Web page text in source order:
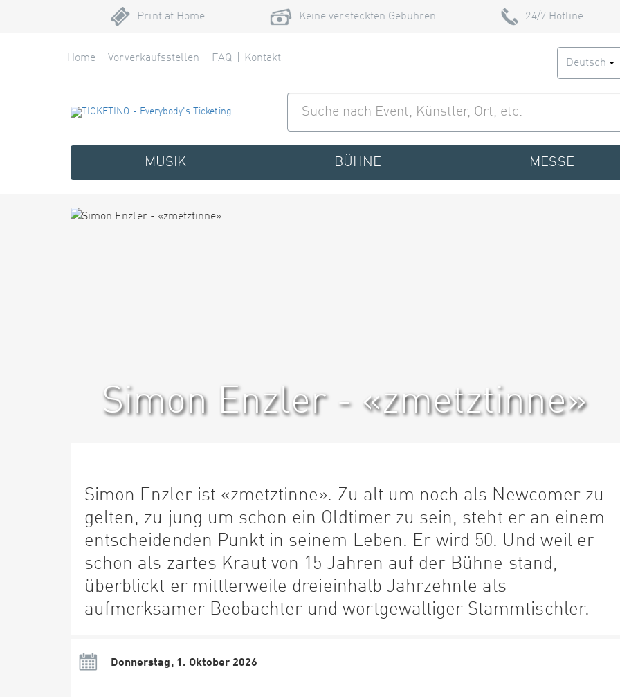
Print at Home Keine versteckten Gebühren 24/7 Hotline
Home Vorverkaufsstellen FAQ Kontakt Deutsch
MUSIK BÜHNE MESSE
Simon Enzler - «zmetztinne»
Simon Enzler ist «zmetztinne». Zu alt um noch als Newcomer zu
gelten, zu jung um schon ein Oldtimer zu sein, steht er an einem
entscheidenden Punkt in seinem Leben. Er wird 50. Und weil er
schon als zartes Kraut von 15 Jahren auf der Bühne stand,
überblickt er mittlerweile dreieinhalb Jahrzehnte als
aufmerksamer Beobachter und wortgewaltiger Stammtischler.
Donnerstag, 1. Oktober 2026